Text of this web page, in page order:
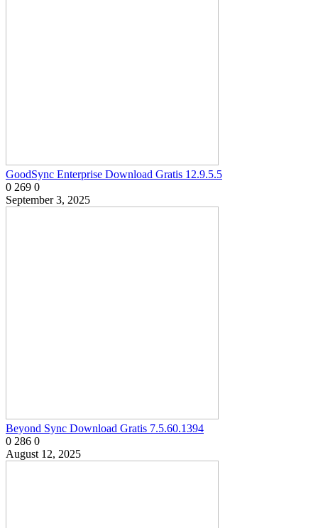
GoodSync Enterprise Download Gratis 12.9.5.5
0 269 0
September 3, 2025
Beyond Sync Download Gratis 7.5.60.1394
0 286 0
August 12, 2025